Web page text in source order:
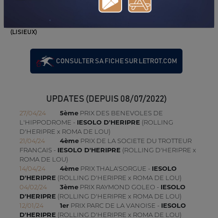
PRIX D'ELBEUF (SAINT-AUBIN-LES-ELBEUF)
PRIX D'HAUTMONIERE (VILLEDIEU-LES-POELES)
DA
(LISIEUX)
CONSULTER SA FICHE SUR LETROT.COM
UPDATES (DEPUIS 08/07/2022)
27/04/24 5èmePRIX DES BENEVOLES DE
L'HIPPODROME - IESOLO D'HERIPRE (ROLLING
D'HERIPRE x ROMA DE LOU)
21/04/24
4èmePRIX DE LA SOCIETE DU TROTTEUR
FRANCAIS - IESOLO D'HERIPRE (ROLLING D'HERIPRE x
ROMA DE LOU)
14/04/24
4èmePRIX THALA'SORGUE - IESOLO
D'HERIPRE (ROLLING D'HERIPRE x ROMA DE LOU)
04/02/24
3èmePRIX RAYMOND GOLEO - IESOLO
D'HERIPRE (ROLLING D'HERIPRE x ROMA DE LOU)
12/01/24
1erPRIX PARC DE LA VANOISE - IESOLO
D'HERIPRE (ROLLING D'HERIPRE x ROMA DE LOU)